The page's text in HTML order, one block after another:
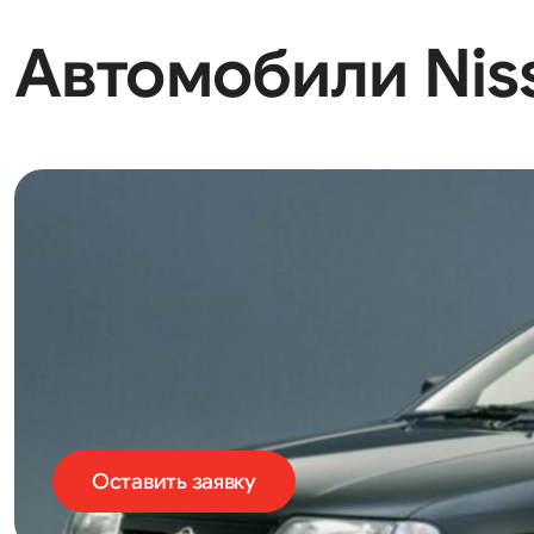
Автомобили
Оставить заявку